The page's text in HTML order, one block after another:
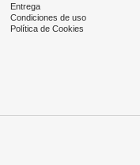
Entrega
Condiciones de uso
Política de Cookies